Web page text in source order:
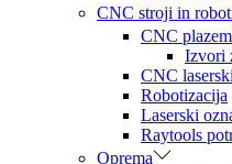
CNC stroji in
CNC
Izvori
CNC
Robotizacija
Laserski
Raytools
Oprema